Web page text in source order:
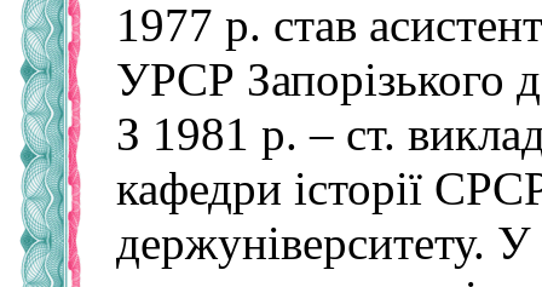
1977 р. став
УРСР Запорізького
З 1981 р. – ст.
кафедри історії
держуніверситету.